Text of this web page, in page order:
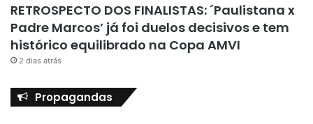
RETROSPECTO DOS FINALISTAS: ´Paulistana x
Padre Marcos’ já foi duelos decisivos e tem
histórico equilibrado na Copa AMVI
2 dias atrás
Propagandas